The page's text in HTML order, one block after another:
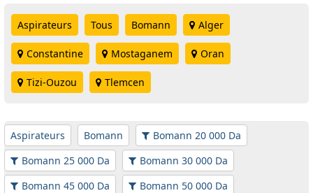
Aspirateurs Tous Bomann Alger
Constantine Mostaganem Oran
Tizi-Ouzou Tlemcen
Aspirateurs Bomann
Bomann 20 000 Da
Bomann 25 000 Da
Bomann 30 000 Da
Bomann 45 000 Da
Bomann 50 000 Da